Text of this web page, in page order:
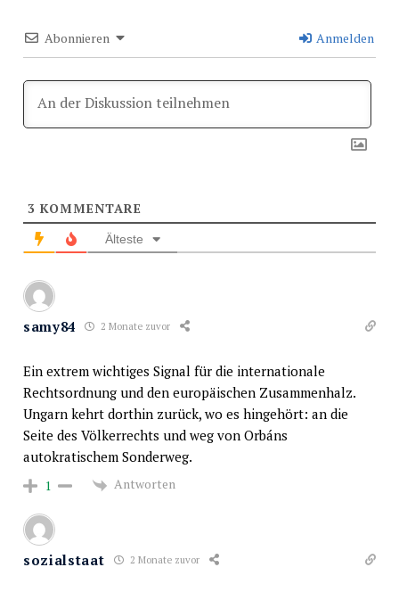
Abonnieren Anmelden
3 KOMMENTARE
Älteste
samy84 2 Monate zuvor
Ein extrem wichtiges Signal für die internationale
Rechtsordnung und den europäischen Zusammenhalz.
Ungarn kehrt dorthin zurück, wo es hingehört: an die
Seite des Völkerrechts und weg von Orbáns
autokratischem Sonderweg.
1 Antworten
sozialstaat 2 Monate zuvor